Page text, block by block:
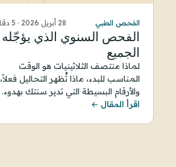
الفحص الطبي 28 أبريل 2026 · 5 دقائق
الفحص السنوي الذي يؤجّله
الجميع
لماذا منتصف الثلاثينيات هو الوقت
المناسب للبدء، ماذا تُظهر التحاليل فعلاً،
والأرقام البسيطة التي تدير سنتك بهدوء.
اقرأ المقال ←